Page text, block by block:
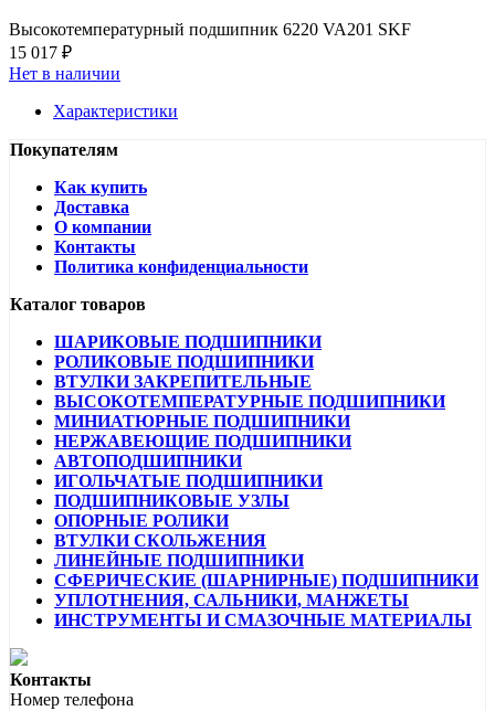
Высокотемпературный подшипник 6220 VA201 SKF
15 017 ₽
Нет в наличии
Характеристики
Покупателям
Как купить
Доставка
О компании
Контакты
Политика конфиденциальности
Каталог товаров
ШАРИКОВЫЕ ПОДШИПНИКИ
РОЛИКОВЫЕ ПОДШИПНИКИ
ВТУЛКИ ЗАКРЕПИТЕЛЬНЫЕ
ВЫСОКОТЕМПЕРАТУРНЫЕ ПОДШИПНИКИ
МИНИАТЮРНЫЕ ПОДШИПНИКИ
НЕРЖАВЕЮЩИЕ ПОДШИПНИКИ
АВТОПОДШИПНИКИ
ИГОЛЬЧАТЫЕ ПОДШИПНИКИ
ПОДШИПНИКОВЫЕ УЗЛЫ
ОПОРНЫЕ РОЛИКИ
ВТУЛКИ СКОЛЬЖЕНИЯ
ЛИНЕЙНЫЕ ПОДШИПНИКИ
СФЕРИЧЕСКИЕ (ШАРНИРНЫЕ) ПОДШИПНИКИ
УПЛОТНЕНИЯ, САЛЬНИКИ, МАНЖЕТЫ
ИНСТРУМЕНТЫ И СМАЗОЧНЫЕ МАТЕРИАЛЫ
Контакты
Номер телефона